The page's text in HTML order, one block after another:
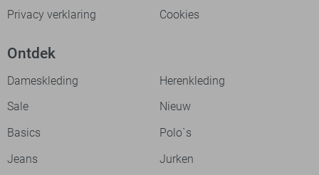
Privacy verklaring
Cookies
Ontdek
Dameskleding
Herenkleding
Sale
Nieuw
Basics
Polo`s
Jeans
Jurken